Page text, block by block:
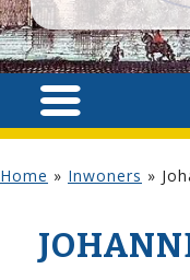
Home » Inwoners »